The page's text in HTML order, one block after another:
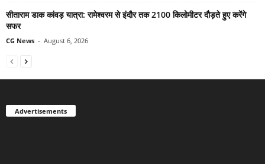
सीताराम डाक कांवड़ यात्रा: रामेश्वरम से इंदौर तक 2100 किलोमीटर दौड़ते हुए करेंगे
सफर
CG News - August 6, 2026
Advertisements